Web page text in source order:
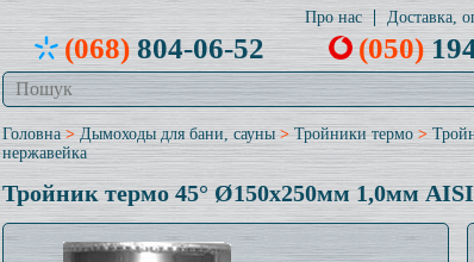
Про нас Доставка,
(068)804-06-52 (050)
Головна> Дымоходы для бани, сауны>Тройники термо>
нержавейка
Тройник термо 45° Ø150x250мм 1,0мм